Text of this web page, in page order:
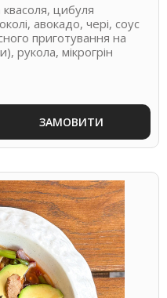
цибуля
авокадо, чері, соус
приготування на
рукола, мікрогрін
ЗАМОВИТИ